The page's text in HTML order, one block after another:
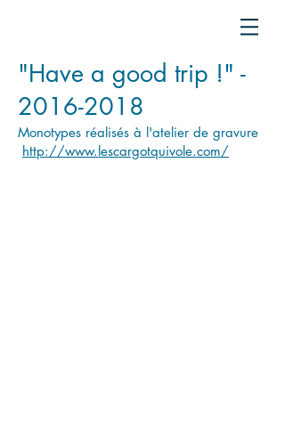
"Have a good trip !" -
2016-2018
Monotypes réalisés à l'atelier de gravure
http://www.lescargotquivole.com/